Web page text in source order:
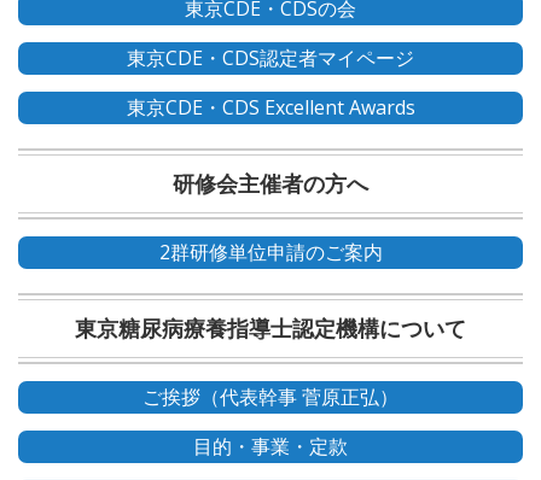
東京CDE・CDSの会
東京CDE・CDS認定者マイページ
東京CDE・CDS Excellent Awards
研修会主催者の方へ
2群研修単位申請のご案内
東京糖尿病療養指導士認定機構について
ご挨拶（代表幹事 菅原正弘）
目的・事業・定款